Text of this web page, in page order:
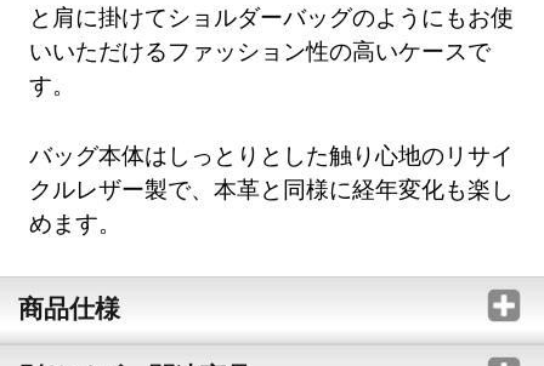
と肩に掛けてショルダーバッグのようにもお使
いいただけるファッション性の高いケースで
す。
バッグ本体はしっとりとした触り心地のリサイ
クルレザー製で、本革と同様に経年変化も楽し
めます。
商品仕様